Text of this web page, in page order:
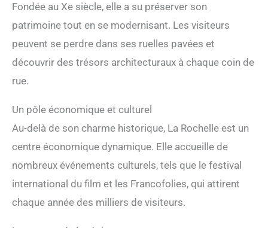
Fondée au Xe siècle, elle a su préserver son
patrimoine tout en se modernisant. Les visiteurs
peuvent se perdre dans ses ruelles pavées et
découvrir des trésors architecturaux à chaque coin de
rue.
Un pôle économique et culturel
Au-delà de son charme historique, La Rochelle est un
centre économique dynamique. Elle accueille de
nombreux événements culturels, tels que le festival
international du film et les Francofolies, qui attirent
chaque année des milliers de visiteurs.